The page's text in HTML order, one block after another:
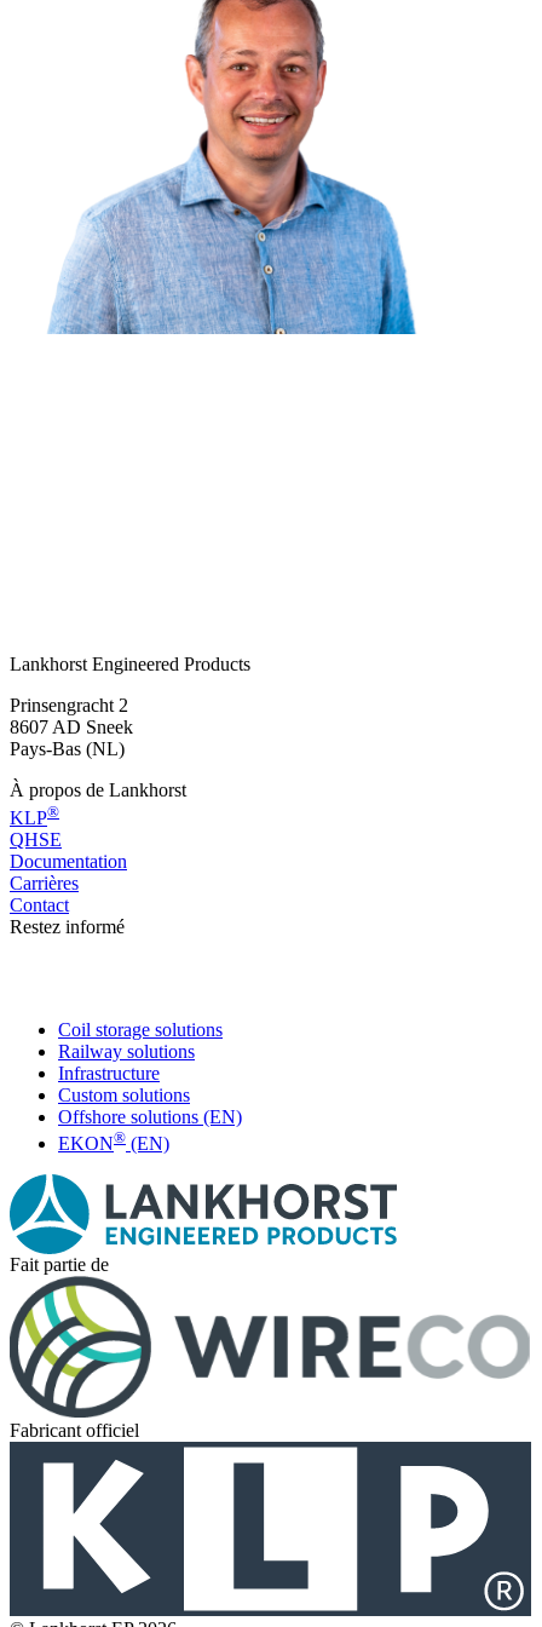
Lankhorst Engineered Products
Prinsengracht 2
8607 AD Sneek
Pays-Bas (NL)
À propos de Lankhorst
KLP®
QHSE
Documentation
Carrières
Contact
Restez informé
Coil storage solutions
Railway solutions
Infrastructure
Custom solutions
Offshore solutions (EN)
EKON® (EN)
Fait partie de
Fabricant officiel